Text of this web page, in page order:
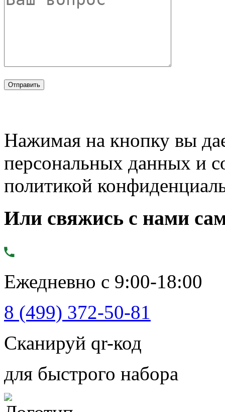
Нажимая на кнопку вы
персональных данных и
политикой
Или свяжись с нами
Ежедневно с 9:00-18:00
8 (499) 372-50-81
Сканируй qr-код
для быстрого набора